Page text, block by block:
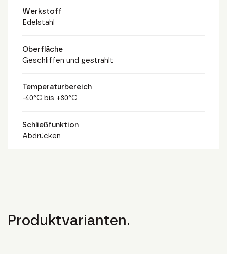
Werkstoff
Edelstahl
Oberfläche
Geschliffen und gestrahlt
Temperaturbereich
-40°C bis +80°C
Schließfunktion
Abdrücken
Produktvarianten.